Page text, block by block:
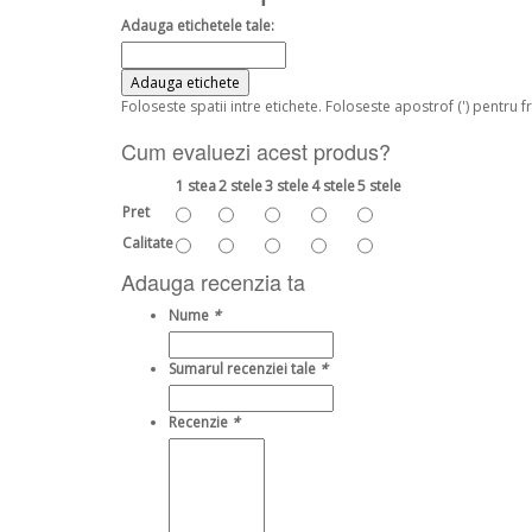
Adauga etichetele tale:
Adauga etichete
Foloseste spatii intre etichete. Foloseste apostrof (') pentru
Cum evaluezi acest produs?
1 stea2 stele3 stele4 stele5 stele
Pret
Calitate
Adauga recenzia ta
Nume *
Sumarul recenziei tale *
Recenzie *